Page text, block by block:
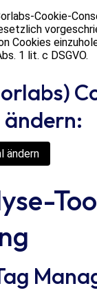
Cookie-
Cookies
1 lit. c DSGVO.
ändern